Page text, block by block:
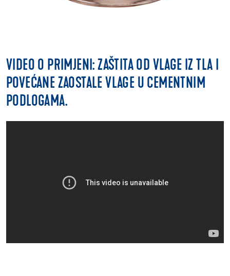
VIDEO O PRIMJENI: ZAŠTITA OD VLAGE IZ TLA I
POVEĆANE ZAOSTALE VLAGE U CEMENTNIM
PODLOGAMA.